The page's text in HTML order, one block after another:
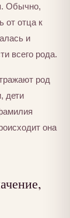
Обычно,
от отца к
и
всего рода.
род
дети
она